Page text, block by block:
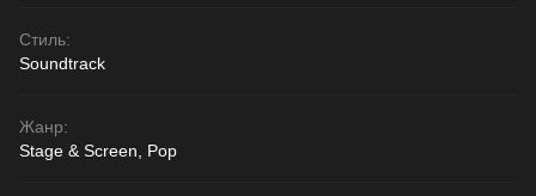
Стиль:
Soundtrack
Жанр:
Stage & Screen, Pop